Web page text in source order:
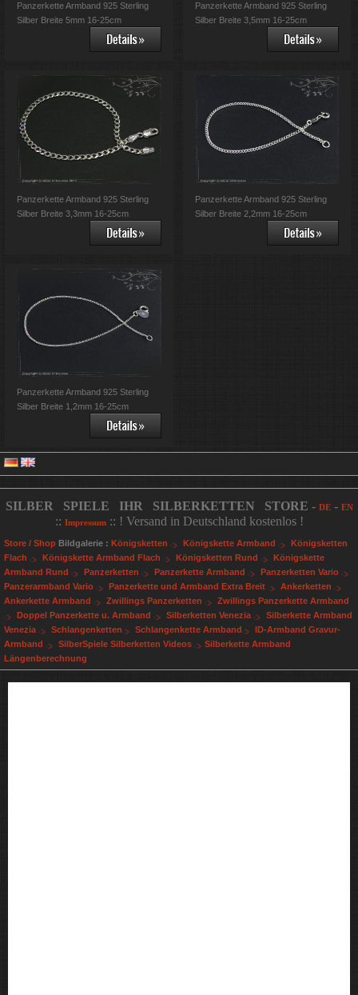
Panzerkette Armband 925 Sterling
Silber Breite 5mm 16-25cm
Panzerkette Armband 925 Sterling
Silber Breite 3,5mm 16-25cm
Panzerkette Armband 925 Sterling
Silber Breite 3,3mm 16-25cm
Panzerkette Armband 925 Sterling
Silber Breite 2,2mm 16-25cm
Panzerkette Armband 925 Sterling
Silber Breite 1,2mm 16-25cm
SILBER SPIELE IHR SILBERKETTEN STORE - DE- EN
:: Impressum:: ! Versand in Deutschland kostenlos !
Store / Shop Bildgalerie : Königsketten Königskette Armband
Königsketten
Flach
Königskette Armband Flach Königsketten Rund
Königskette
Armband Rund
Panzerketten Panzerkette Armband
Panzerketten Vario
Panzerarmband Vario
Panzerkette und Armband Extra Breit
Ankerketten
Ankerkette Armband
Zwillings Panzerketten
Zwillings Panzerkette Armband
Doppel Panzerkette u. Armband
Silberketten Venezia
Silberkette Armband
Venezia
Schlangenketten Schlangenkette Armband
ID-Armband Gravur-
Armband
SilberSpiele Silberketten Videos
Silberkette Armband
Längenberechnung